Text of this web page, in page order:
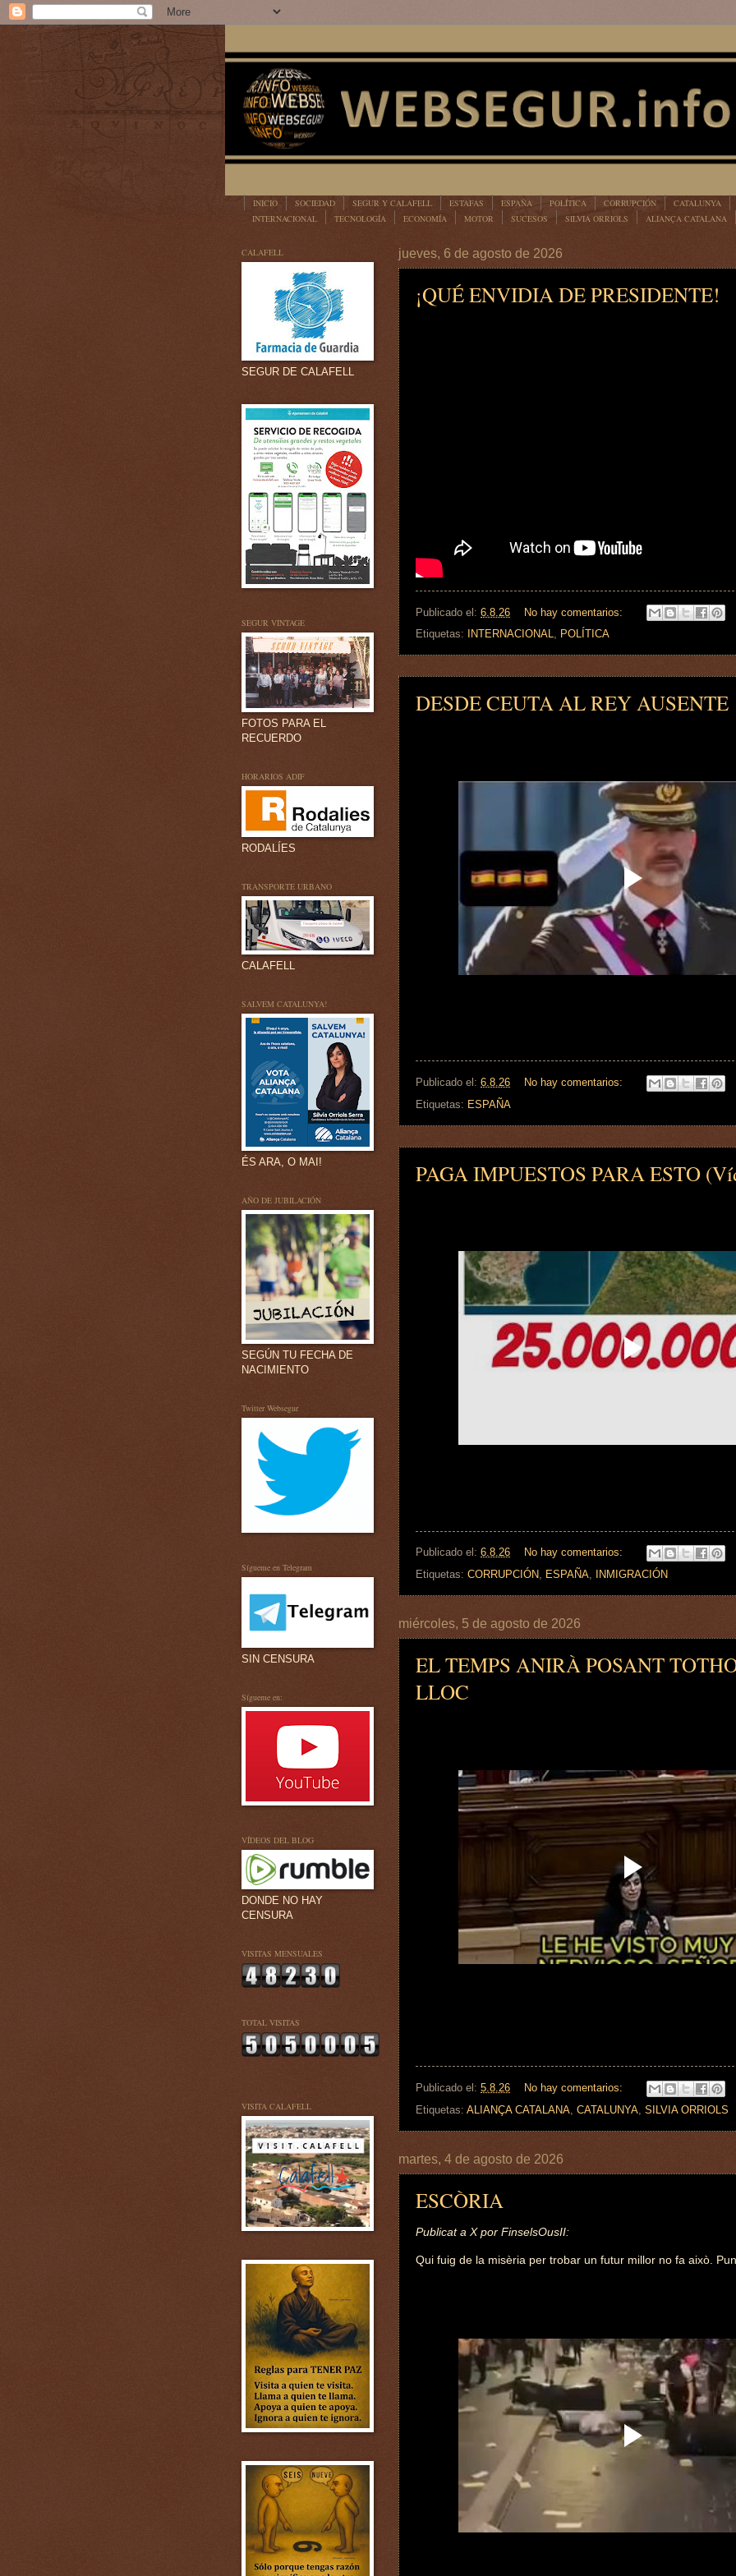
INICIO SOCIEDAD SEGUR Y CALAFELL ESTAFAS ESPAÑA POLÍTICA CORRUPCIÓN
CATALUNYA
INTERNACIONAL
TECNOLOGÍA ECONOMÍA MOTOR SUCESOS SILVIA ORRIOLS
ALIANÇA CATALANA
jueves, 6 de agosto de 2026
¡QUÉ ENVIDIA DE PRESIDENTE!
Publicado el: 6.8.26
No hay comentarios:
Etiquetas:
INTERNACIONAL, POLÍTICA
DESDE CEUTA AL REY AUSENTE
Publicado el: 6.8.26
No hay comentarios:
Etiquetas: ESPAÑA
PAGA IMPUESTOS PARA ESTO
Publicado el: 6.8.26
No hay comentarios:
Etiquetas: CORRUPCIÓN, ESPAÑA, INMIGRACIÓN
miércoles, 5 de agosto de 2026
EL TEMPS ANIRÀ POSANT
LLOC
Publicado el: 5.8.26
No hay comentarios:
Etiquetas: ALIANÇA CATALANA CATALUNYA SILVIA ORRIOLS
martes, 4 de agosto de 2026
ESCÒRIA
Publicat a X por FinselsOusII:
Qui fuig de la misèria per trobar un futur millor no fa això.
CALAFELL
SEGUR DE CALAFELL
SEGUR VINTAGE
FOTOS PARA EL
RECUERDO
HORARIOS ADIF
RODALÍES
TRANSPORTE URBANO
CALAFELL
SALVEM CATALUNYA!
ÉS ARA, O MAI!
AÑO DE JUBILACIÓN
SEGÚN TU FECHA DE
NACIMIENTO
Twitter Websegur
Sígueme en Telegram
SIN CENSURA
Sígueme en:
VÍDEOS DEL BLOG
DONDE NO HAY
CENSURA
VISITAS MENSUALES
TOTAL VISITAS
VISITA CALAFELL